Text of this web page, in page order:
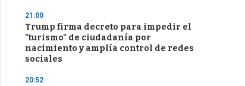
21:00
Trump firma decreto para impedir el
"turismo" de ciudadanía por
nacimiento y amplía control de redes
sociales
20:52